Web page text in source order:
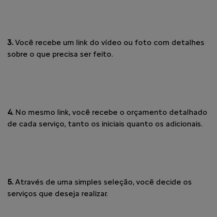
3. Você recebe um link do vídeo ou foto com detalhes
sobre o que precisa ser feito.
4. No mesmo link, você recebe o orçamento detalhado
de cada serviço, tanto os iniciais quanto os adicionais.
5. Através de uma simples seleção, você decide os
serviços que deseja realizar.